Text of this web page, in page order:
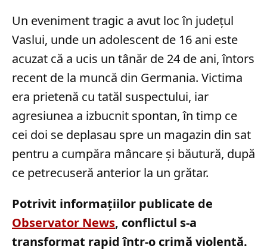
Un eveniment tragic a avut loc în județul
Vaslui, unde un adolescent de 16 ani este
acuzat că a ucis un tânăr de 24 de ani, întors
recent de la muncă din Germania. Victima
era prietenă cu tatăl suspectului, iar
agresiunea a izbucnit spontan, în timp ce
cei doi se deplasau spre un magazin din sat
pentru a cumpăra mâncare și băutură, după
ce petrecuseră anterior la un grătar.
Potrivit informațiilor publicate de
Observator News, conflictul s-a
transformat rapid într-o crimă violentă.